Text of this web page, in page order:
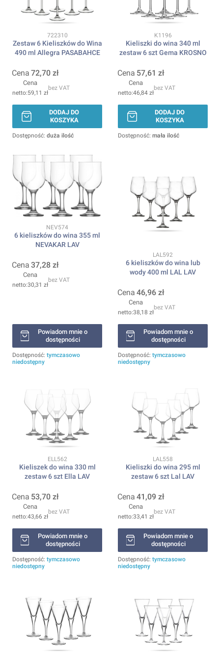
Kod produktu
722310
Zestaw 6 Kieliszków do Wina
490 ml Allegra PASABAHCE
Cena 72,70 zł
Cena
59,11 zł
bez VAT
DODAJ DO
KOSZYKA
Dostępność: duża ilość
Kod produktu
K1196
Kieliszki do wina 340 ml
zestaw 6 szt Gema KROSNO
Cena 57,61 zł
Cena
46,84 zł
bez VAT
DODAJ DO
KOSZYKA
Dostępność: mała ilość
Kod produktu
NEV574
6 kieliszków do wina 355 ml
NEVAKAR LAV
Cena 37,28 zł
Cena
30,31 zł
bez VAT
Powiadom mnie o
dostępności
Dostępność: tymczasowo
niedostępny
Kod produktu
LAL592
6 kieliszków do wina lub
wody 400 ml LAL LAV
Cena 46,96 zł
Cena
38,18 zł
bez VAT
Powiadom mnie o
dostępności
Dostępność: tymczasowo
niedostępny
Kod produktu
ELL562
Kieliszek do wina 330 ml
zestaw 6 szt Ella LAV
Cena 53,70 zł
Cena
43,66 zł
bez VAT
Powiadom mnie o
dostępności
Dostępność: tymczasowo
niedostępny
Kod produktu
LAL558
Kieliszki do wina 295 ml
zestaw 6 szt Lal LAV
Cena 41,09 zł
Cena
33,41 zł
bez VAT
Powiadom mnie o
dostępności
Dostępność: tymczasowo
niedostępny